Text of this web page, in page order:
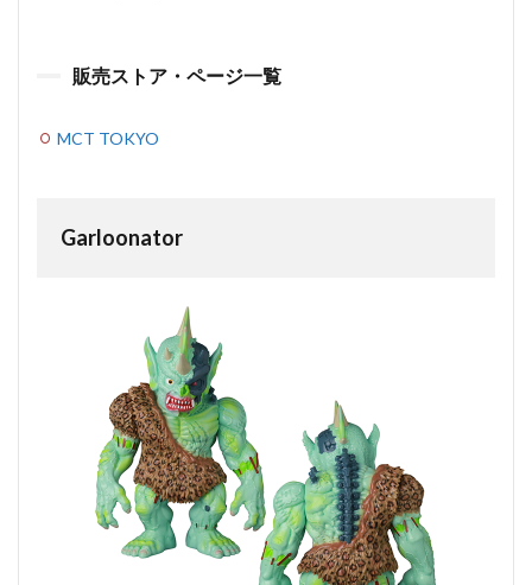
販売ストア・ページ一覧
MCT TOKYO
Garloonator